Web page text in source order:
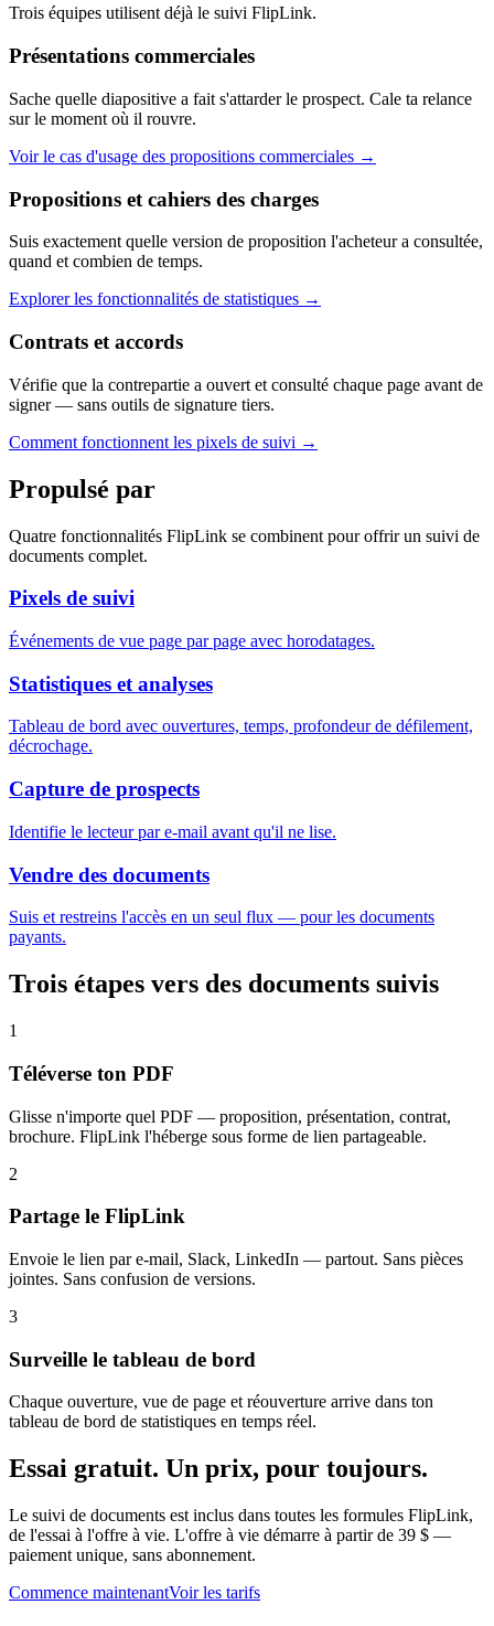
Trois équipes utilisent déjà le suivi FlipLink.
Présentations commerciales
Sache quelle diapositive a fait s'attarder le prospect. Cale ta relance
sur le moment où il rouvre.
Voir le cas d'usage des propositions commerciales →
Propositions et cahiers des charges
Suis exactement quelle version de proposition l'acheteur a consultée,
quand et combien de temps.
Explorer les fonctionnalités de statistiques →
Contrats et accords
Vérifie que la contrepartie a ouvert et consulté chaque page avant de
signer — sans outils de signature tiers.
Comment fonctionnent les pixels de suivi →
Propulsé par
Quatre fonctionnalités FlipLink se combinent pour offrir un suivi de
documents complet.
Pixels de suivi
Événements de vue page par page avec horodatages.
Statistiques et analyses
Tableau de bord avec ouvertures, temps, profondeur de défilement,
décrochage.
Capture de prospects
Identifie le lecteur par e-mail avant qu'il ne lise.
Vendre des documents
Suis et restreins l'accès en un seul flux — pour les documents
payants.
Trois étapes vers des documents suivis
1
Téléverse ton PDF
Glisse n'importe quel PDF — proposition, présentation, contrat,
brochure. FlipLink l'héberge sous forme de lien partageable.
2
Partage le FlipLink
Envoie le lien par e-mail, Slack, LinkedIn — partout. Sans pièces
jointes. Sans confusion de versions.
3
Surveille le tableau de bord
Chaque ouverture, vue de page et réouverture arrive dans ton
tableau de bord de statistiques en temps réel.
Essai gratuit. Un prix, pour toujours.
Le suivi de documents est inclus dans toutes les formules FlipLink,
de l'essai à l'offre à vie. L'offre à vie démarre à partir de 39 $ —
paiement unique, sans abonnement.
Commence maintenantVoir les tarifs